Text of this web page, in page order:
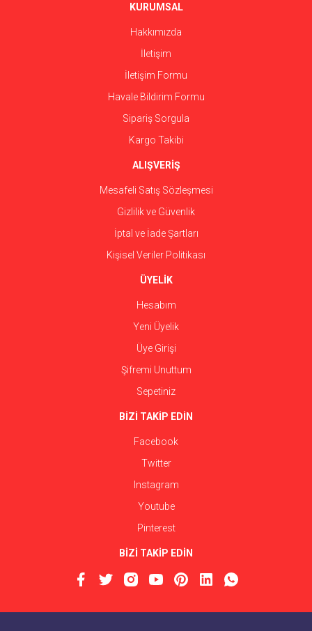
KURUMSAL
Hakkımızda
İletişim
İletişim Formu
Havale Bildirim Formu
Sipariş Sorgula
Kargo Takibi
ALIŞVERİŞ
Mesafeli Satış Sözleşmesi
Gizlilik ve Güvenlik
İptal ve İade Şartları
Kişisel Veriler Politikası
ÜYELİK
Hesabım
Yeni Üyelik
Üye Girişi
Şifremi Unuttum
Sepetiniz
BİZİ TAKİP EDİN
Facebook
Twitter
Instagram
Youtube
Pinterest
BİZİ TAKİP EDİN